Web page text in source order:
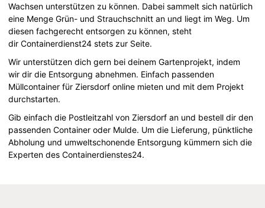
Wachsen unterstützen zu können. Dabei sammelt sich natürlich
eine Menge Grün- und Strauchschnitt an und liegt im Weg. Um
diesen fachgerecht entsorgen zu können, steht
dir Containerdienst24 stets zur Seite.
Wir unterstützen dich gern bei deinem Gartenprojekt, indem
wir dir die Entsorgung abnehmen. Einfach passenden
Müllcontainer für Ziersdorf online mieten und mit dem Projekt
durchstarten.
Gib einfach die Postleitzahl von Ziersdorf an und bestell dir den
passenden Container oder Mulde. Um die Lieferung, pünktliche
Abholung und umweltschonende Entsorgung kümmern sich die
Experten des Containerdienstes24.